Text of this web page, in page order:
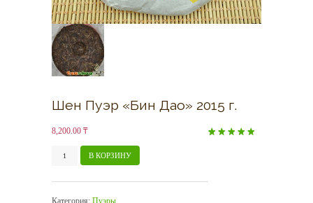
Шен Пуэр «Бин Дао» 2015 г.
8,200.00 ₸
КоличествоВ КОРЗИНУ
Категория: Пуэры